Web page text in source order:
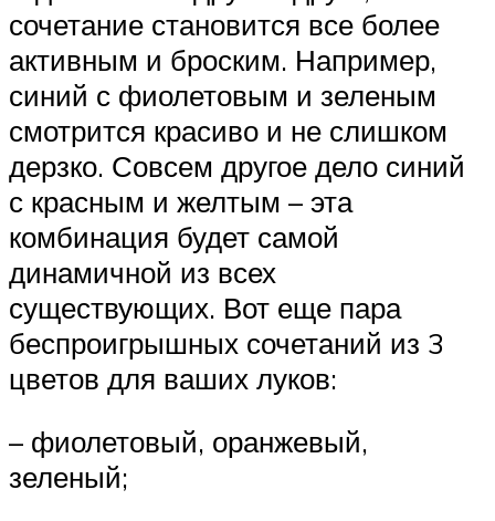
сочетание становится все более
активным и броским. Например,
синий с фиолетовым и зеленым
смотрится красиво и не слишком
дерзко. Совсем другое дело синий
с красным и желтым – эта
комбинация будет самой
динамичной из всех
существующих. Вот еще пара
беспроигрышных сочетаний из 3
цветов для ваших луков:
– фиолетовый, оранжевый,
зеленый;